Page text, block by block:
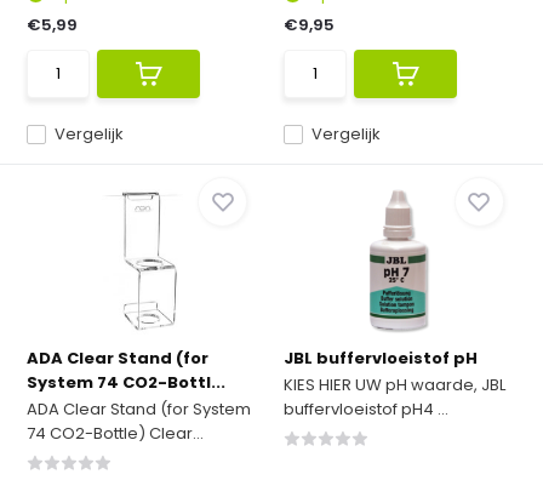
Vergelijk
€5,99
Vergelijk
€9,95
ADA Clear Stand (for
System 74 CO2-Bottl...
ADA Clear Stand (for System
74 CO2-Bottle) Clear...
JBL buffervloeistof pH
KIES HIER UW pH waarde, JBL
buffervloeistof pH4 ...